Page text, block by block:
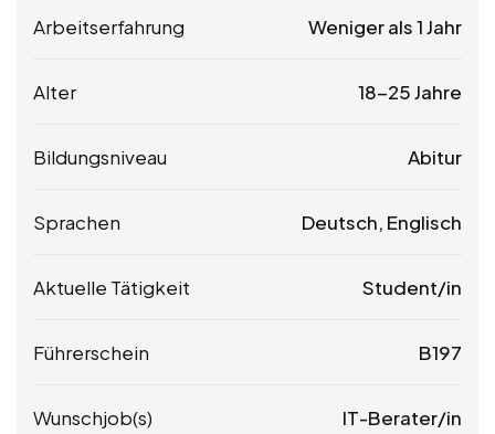
Arbeitserfahrung Weniger als 1 Jahr
Alter 18-25 Jahre
Bildungsniveau Abitur
Sprachen Deutsch, Englisch
Aktuelle Tätigkeit Student/in
Führerschein B197
Wunschjob(s) IT-Berater/in